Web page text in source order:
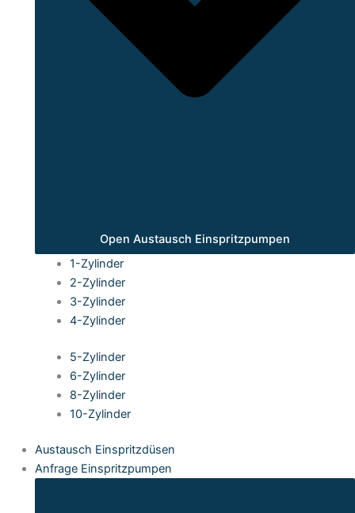
Open Austausch Einspritzpumpen
1-Zylinder
2-Zylinder
3-Zylinder
4-Zylinder
5-Zylinder
6-Zylinder
8-Zylinder
10-Zylinder
Austausch Einspritzdüsen
Anfrage Einspritzpumpen